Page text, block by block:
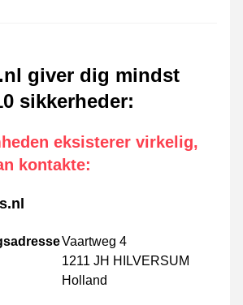
giver dig mindst
sikkerheder:
eksisterer virkelig,
kontakte:
Vaartweg 4
1211 JH HILVERSUM
Holland